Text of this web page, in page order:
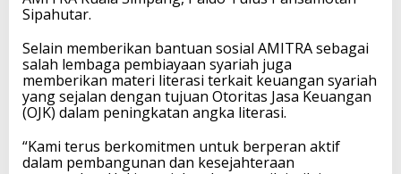
Sipahutar.
Selain memberikan bantuan sosial AMITRA sebagai
salah lembaga pembiayaan syariah juga
memberikan materi literasi terkait keuangan syariah
yang sejalan dengan tujuan Otoritas Jasa Keuangan
(OJK) dalam peningkatan angka literasi.
“Kami terus berkomitmen untuk berperan aktif
dalam pembangunan dan kesejahteraan